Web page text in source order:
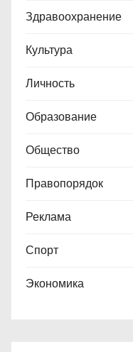
и
с
е
Здравоохранение
Культура
Личность
Образование
Общество
Правопорядок
Реклама
Спорт
Экономика